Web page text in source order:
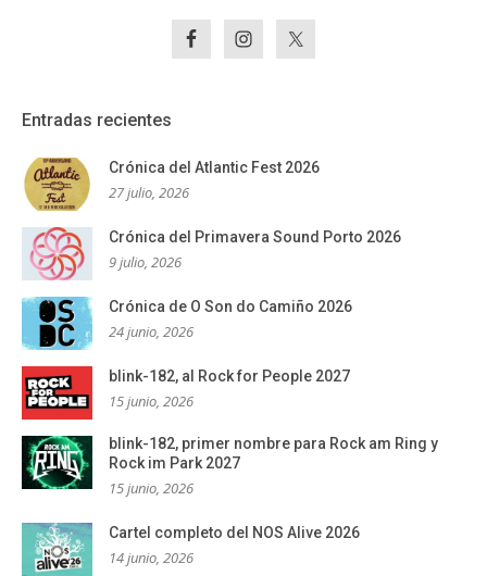
Entradas recientes
Crónica del Atlantic Fest 2026
27 julio, 2026
Crónica del Primavera Sound Porto 2026
9 julio, 2026
Crónica de O Son do Camiño 2026
24 junio, 2026
blink-182, al Rock for People 2027
15 junio, 2026
blink-182, primer nombre para Rock am Ring y
Rock im Park 2027
15 junio, 2026
Cartel completo del NOS Alive 2026
14 junio, 2026